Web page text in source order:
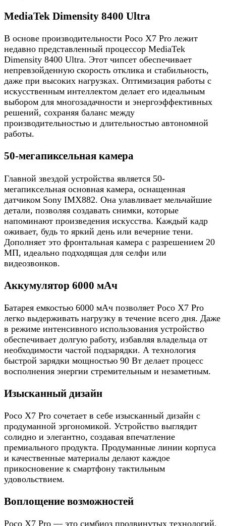
MediaTek Dimensity 8400 Ultra
В основе производительности Poco X7 Pro лежит
недавно представленный процессор MediaTek
Dimensity 8400 Ultra. Этот чипсет обеспечивает
непревзойденную скорость отклика и стабильность,
даже при высоких нагрузках. Оптимизация работы с
искусственным интеллектом делает его идеальным
выбором для многозадачности и энергоэффективных
решений, сохраняя баланс между
производительностью и длительностью автономной
работы.
50-мегапиксельная камера
Главной звездой устройства является 50-
мегапиксельная основная камера, оснащенная
датчиком Sony IMX882. Она улавливает мельчайшие
детали, позволяя создавать снимки, которые
напоминают произведения искусства. Каждый кадр
оживает, будь то яркий день или вечерние тени.
Дополняет это фронтальная камера с разрешением 20
МП, идеально подходящая для селфи или
видеозвонков.
Аккумулятор 6000 мАч
Батарея емкостью 6000 мАч позволяет Poco X7 Pro
легко выдерживать нагрузку в течение всего дня. Даже
в режиме интенсивного использования устройство
обеспечивает долгую работу, избавляя владельца от
необходимости частой подзарядки. А технология
быстрой зарядки мощностью 90 Вт делает процесс
восполнения энергии стремительным и незаметным.
Изысканный дизайн
Poco X7 Pro сочетает в себе изысканный дизайн с
продуманной эргономикой. Устройство выглядит
солидно и элегантно, создавая впечатление
премиального продукта. Продуманные линии корпуса
и качественные материалы делают каждое
прикосновение к смартфону тактильным
удовольствием.
Воплощение возможностей
Poco X7 Pro — это симбиоз продвинутых технологий,